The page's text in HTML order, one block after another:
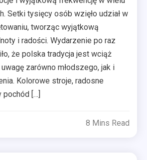
Setki tysięcy osób wzięło udział w
tworząc wyjątkową
i radości. Wydarzenie po raz
że polska tradycja jest wciąż
zarówno młodszego, jak i
Kolorowe stroje, radosne
pochód […]
8 Mins Read